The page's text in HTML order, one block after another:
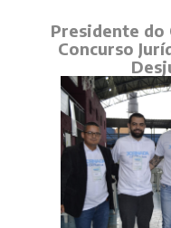
Presidente do
Concurso